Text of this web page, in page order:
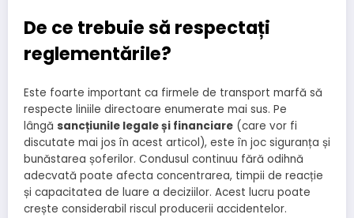
De ce trebuie să respectați
reglementările?
Este foarte important ca firmele de transport marfă să
respecte liniile directoare enumerate mai sus. Pe
lângă sancțiunile legale și financiare (care vor fi
discutate mai jos în acest articol), este în joc siguranța și
bunăstarea șoferilor. Condusul continuu fără odihnă
adecvată poate afecta concentrarea, timpii de reacție
și capacitatea de luare a deciziilor. Acest lucru poate
crește considerabil riscul producerii accidentelor.